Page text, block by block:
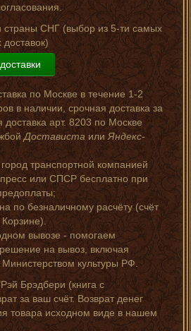
страны СНГ (выбор из 5-ти самых
по Москве в течение 1-2
в наличии, срочная доставка за
доставка арт. 8203 по Москве
ДоставистаилиЯндекс-
транспортной компанией
или СПСР бесплатно при
по безналичному расчёту (счёт
Корзине).
вывозе - помогаем
на вывоз, включая
Министерством культуры РФ.
Брэдбери (книга с
за ваш счёт. Возврат денег
товара исходном виде в нашем